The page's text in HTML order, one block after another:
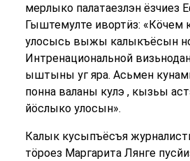
мерлыко палатаезлэн ёзчиез
Гыштемулте ивортӥз: «Кӧчем
улосысь выжы калыкъёсын
Интренациональной
ыштыны уг яра. Асьмен
понна валаны кулэ , кызьы
йӧслыко улосын».
Калык кусыпъёсъя
тӧроез Маргарита Лянге